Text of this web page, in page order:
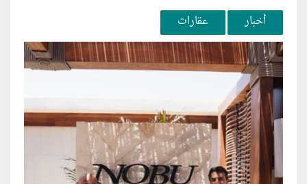
أخبار عقارات